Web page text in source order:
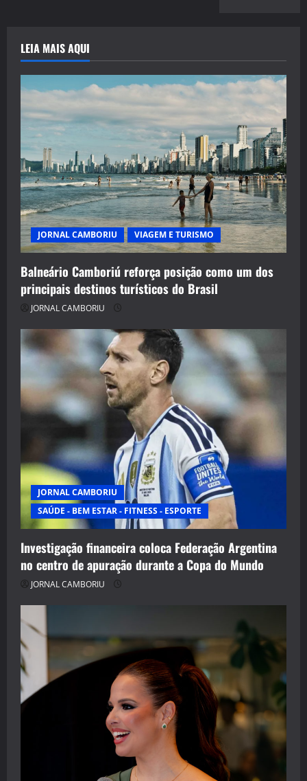
LEIA MAIS AQUI
JORNAL CAMBORIU VIAGEM E TURISMO
Balneário Camboriú reforça posição como um dos
principais destinos turísticos do Brasil
JORNAL CAMBORIU
JORNAL CAMBORIU
SAÚDE - BEM ESTAR - FITNESS - ESPORTE
Investigação financeira coloca Federação Argentina
no centro de apuração durante a Copa do Mundo
JORNAL CAMBORIU